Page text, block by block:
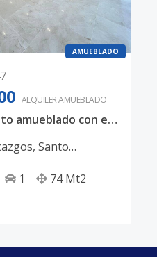
AMUEBLADO
ALQUILERAMUEBLADO
Apartamento amueblado con excelentes amenidades en Los Cacicazgos
, Santo
1 74 Mt2